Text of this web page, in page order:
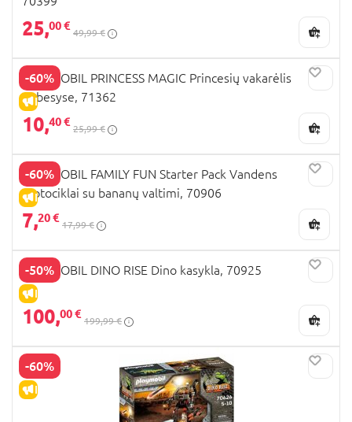
25,00 €
49,99 €
-60%
IŠPARDAVIMAS
PLAYMOBIL PRINCESS MAGIC Princesių vakarėlis
debesyse, 71362
10,40 €
25,99 €
-60%
IŠPARDAVIMAS
PLAYMOBIL FAMILY FUN Starter Pack Vandens
motociklai su bananų valtimi, 70906
7,20 €
17,99 €
-50%
IŠPARDAVIMAS
PLAYMOBIL DINO RISE Dino kasykla, 70925
100,00 €
199,99 €
-60%
IŠPARDAVIMAS